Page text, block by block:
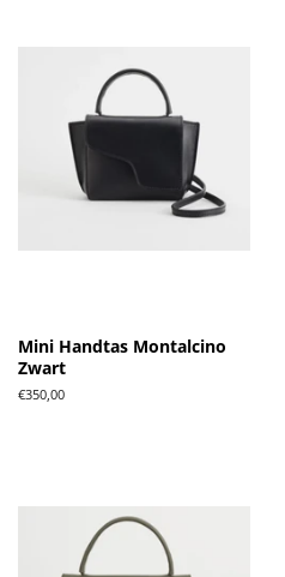
Mini Handtas Montalcino
Zwart
Normale
€350,00